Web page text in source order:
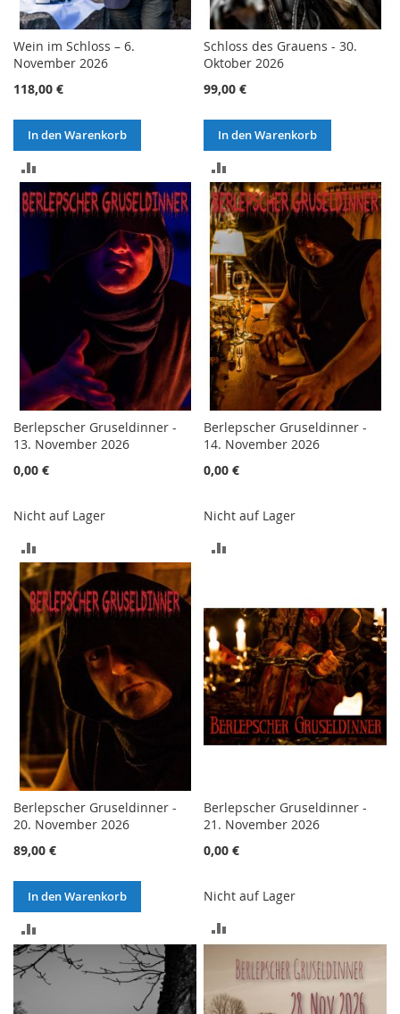
Wein im Schloss – 6.
November 2026
118,00 €
In den Warenkorb
VERGLEICHSLISTE
HINZUFÜGEN
Schloss des Grauens - 30.
Oktober 2026
99,00 €
In den Warenkorb
VERGLEICHSLISTE
HINZUFÜGEN
Berlepscher Gruseldinner -
13. November 2026
0,00 €
Nicht auf Lager
VERGLEICHSLISTE
HINZUFÜGEN
Berlepscher Gruseldinner -
14. November 2026
0,00 €
Nicht auf Lager
HINZUFÜGEN
Berlepscher Gruseldinner -
20. November 2026
89,00 €
In den Warenkorb
VERGLEICHSLISTE
HINZUFÜGEN
Berlepscher Gruseldinner -
21. November 2026
0,00 €
Nicht auf Lager
VERGLEICHSLISTE
HINZUFÜGEN